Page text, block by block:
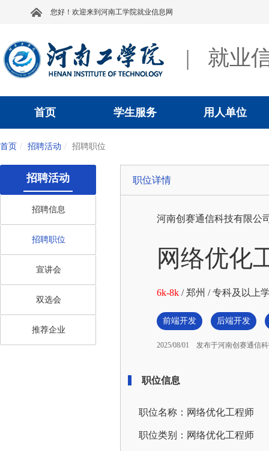
您好！欢迎来到河南工学院就业信息网
| 就业
首页 学生服务 用人单位
首页 招聘活动 招聘职位
招聘活动
招聘信息
招聘职位
宣讲会
双选会
推荐企业
职位详情
河南创赛通信科技有限公
网络优化
6k-8k /郑州 /专科及以上
前端开发 后端开发
2025/08/01 发布于河南创赛通信
职位信息
职位名称：网络优化工程师
职位类别：网络优化工程师